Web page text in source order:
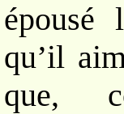
épousé
qu’il
que,